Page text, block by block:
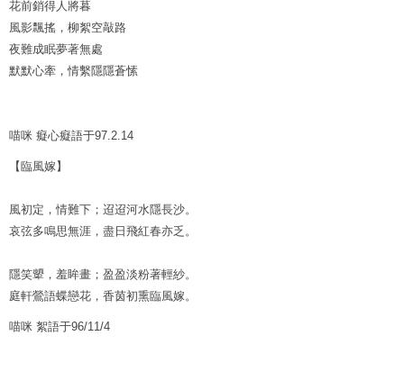
花前銷得人將暮
風影飄搖，柳絮空敲路
夜難成眠夢著無處
默默心牽，情繫隱隱蒼愫
喵咪 癡心癡語于97.2.14
【臨風嫁】
風初定，情難下；迢迢河水隱長沙。
哀弦多鳴思無涯，盡日飛紅春亦乏。
隱笑顰，羞眸畫；盈盈淡粉著輕紗。
庭軒鶯語蝶戀花，香茵初熏臨風嫁。
喵咪 絮語于96/11/4